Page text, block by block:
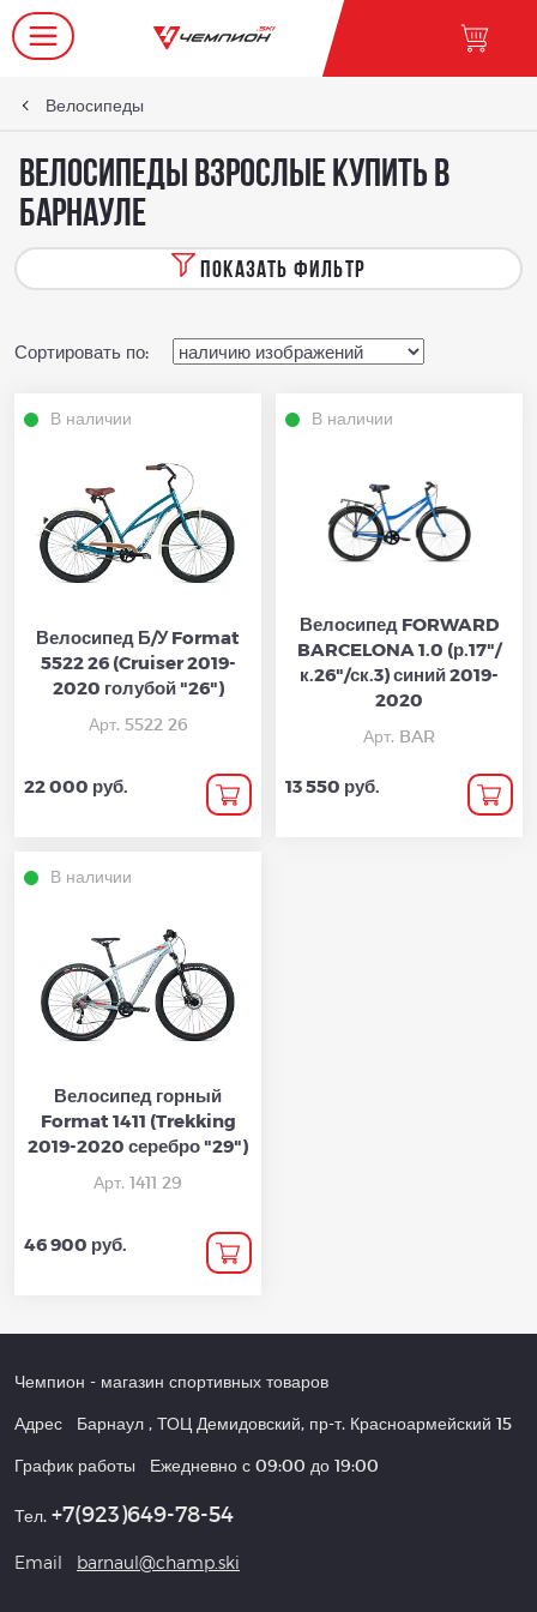
Велосипеды
Велосипеды взрослые купить в
Барнауле
ПОКАЗАТЬ ФИЛЬТР
Сортировать по:
В наличии
Велосипед Б/У Format
5522 26 (Cruiser 2019-
2020 голубой "26")
Арт. 5522 26
22 000 руб.
В наличии
Велосипед FORWARD
BARCELONA 1.0 (р.17"/
к.26"/ск.3) синий 2019-
2020
Арт. BAR
13 550 руб.
В наличии
Велосипед горный
Format 1411 (Trekking
2019-2020 серебро "29")
Арт. 1411 29
46 900 руб.
Чемпион - магазин спортивных товаров
Адрес Барнаул , ТОЦ Демидовский, пр-т. Красноармейский 15
График работы Ежедневно с 09:00 до 19:00
Тел. +7(923)649-78-54
Email barnaul@champ.ski